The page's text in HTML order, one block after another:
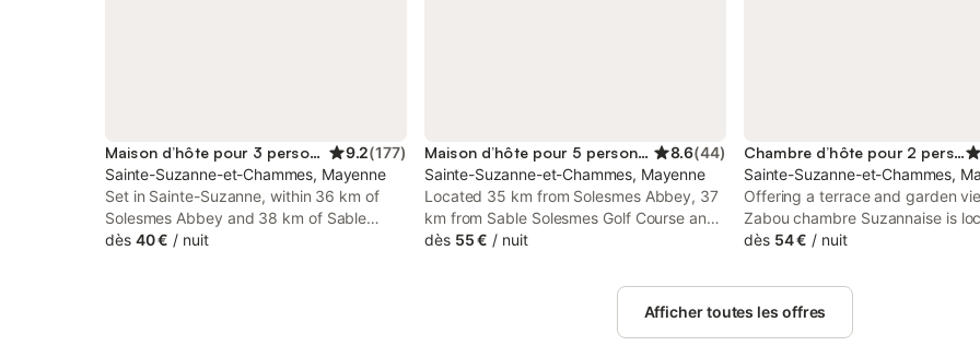
Maison d’hôte pour 3 personnes 9.2(177)
Sainte-Suzanne-et-Chammes, Mayenne
Set in Sainte-Suzanne, within 36 km of
Solesmes Abbey and 38 km of Sable
Solesmes Golf Course, Ecrin de Verdure
dès 40 € / nuit
Maison d’hôte pour 5 personnes 8.6(44)
Sainte-Suzanne-et-Chammes, Mayenne
Located 35 km from Solesmes Abbey, 37
km from Sable Solesmes Golf Course and
38 km from Laval-Changé Golf Course,
dès 55 € / nuit
Chambre d’hôte pour 2 personnes
Sainte-Suzanne-et-Chammes,
Offering a terrace and garden
Zabou chambre Suzannaise is
Sainte-Suzanne, 36 km from
Laval-Changé Golf Course.
dès 54 € / nuit
Afficher toutes les offres